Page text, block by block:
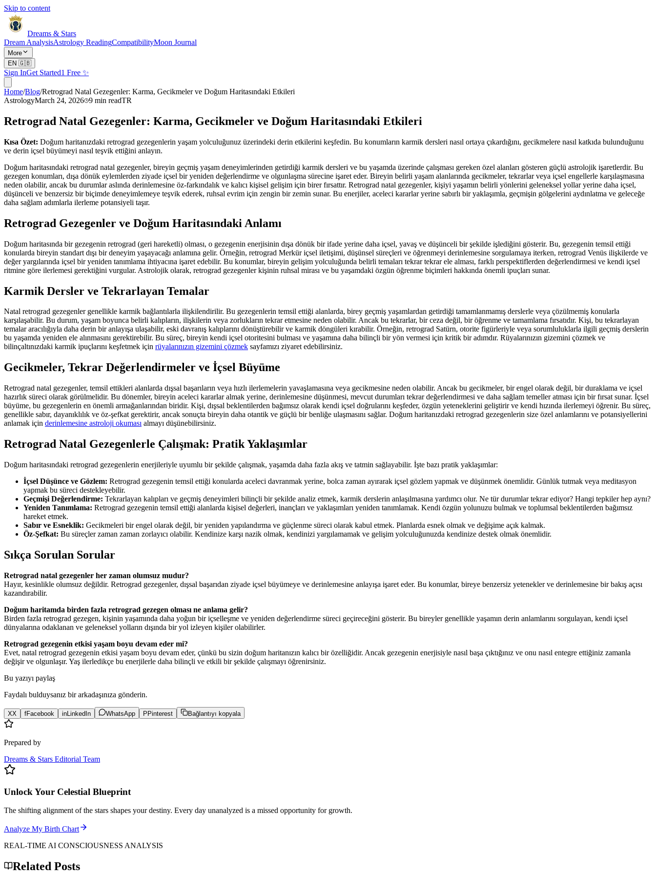
Skip to content
Dreams & Stars
Dream AnalysisAstrology ReadingCompatibilityMoon Journal
More
EN 🇬🇧
Sign InGet Started1 Free ✨
Home/Blog/Retrograd Natal Gezegenler: Karma, Gecikmeler ve Doğum Haritasındaki Etkileri
AstrologyMarch 24, 2026 9 min readTR
Retrograd Natal Gezegenler: Karma, Gecikmeler ve Doğum Haritasındaki Etkileri
Kısa Özet: Doğum haritanızdaki retrograd gezegenlerin yaşam yolculuğunuz üzerindeki derin etkilerini keşfedin. Bu konumların karmik dersleri nasıl ortaya çıkardığını, gecikmelere nasıl katkıda bulunduğunu
ve derin içsel büyümeyi nasıl teşvik ettiğini anlayın.
Doğum haritasındaki retrograd natal gezegenler, bireyin geçmiş yaşam deneyimlerinden getirdiği karmik dersleri ve bu yaşamda üzerinde çalışması gereken özel alanları gösteren güçlü astrolojik işaretlerdir. Bu
gezegen konumları, dışa dönük eylemlerden ziyade içsel bir yeniden değerlendirme ve olgunlaşma sürecine işaret eder. Bireyin belirli yaşam alanlarında gecikmeler, tekrarlar veya içsel engellerle karşılaşmasına
neden olabilir, ancak bu durumlar aslında derinlemesine öz-farkındalık ve kalıcı kişisel gelişim için birer fırsattır. Retrograd natal gezegenler, kişiyi yaşamın belirli yönlerini geleneksel yollar yerine daha içsel,
düşünceli ve benzersiz bir biçimde deneyimlemeye teşvik ederek, ruhsal evrim için zengin bir zemin sunar. Bu enerjiler, aceleci kararlar yerine sabırlı bir yaklaşımla, geçmişin gölgelerini aydınlatma ve geleceğe
daha sağlam adımlarla ilerleme potansiyeli taşır.
Retrograd Gezegenler ve Doğum Haritasındaki Anlamı
Doğum haritasında bir gezegenin retrograd (geri hareketli) olması, o gezegenin enerjisinin dışa dönük bir ifade yerine daha içsel, yavaş ve düşünceli bir şekilde işlediğini gösterir. Bu, gezegenin temsil ettiği
konularda bireyin standart dışı bir deneyim yaşayacağı anlamına gelir. Örneğin, retrograd Merkür içsel iletişimi, düşünsel süreçleri ve öğrenmeyi derinlemesine sorgulamaya iterken, retrograd Venüs ilişkilerde ve
değer yargılarında içsel bir yeniden tanımlama ihtiyacına işaret edebilir. Bu konumlar, bireyin gelişim yolculuğunda belirli temaları tekrar tekrar ele alması, farklı perspektiflerden değerlendirmesi ve kendi içsel
ritmine göre ilerlemesi gerektiğini vurgular. Astrolojik olarak, retrograd gezegenler kişinin ruhsal mirası ve bu yaşamdaki özgün öğrenme biçimleri hakkında önemli ipuçları sunar.
Karmik Dersler ve Tekrarlayan Temalar
Natal retrograd gezegenler genellikle karmik bağlantılarla ilişkilendirilir. Bu gezegenlerin temsil ettiği alanlarda, birey geçmiş yaşamlardan getirdiği tamamlanmamış derslerle veya çözülmemiş konularla
karşılaşabilir. Bu durum, yaşam boyunca belirli kalıpların, ilişkilerin veya zorlukların tekrar etmesine neden olabilir. Ancak bu tekrarlar, bir ceza değil, bir öğrenme ve tamamlama fırsatıdır. Kişi, bu tekrarlayan
temalar aracılığıyla daha derin bir anlayışa ulaşabilir, eski davranış kalıplarını dönüştürebilir ve karmik döngüleri kırabilir. Örneğin, retrograd Satürn, otorite figürleriyle veya sorumluluklarla ilgili geçmiş derslerin
bu yaşamda yeniden ele alınmasını gerektirebilir. Bu süreç, bireyin kendi içsel otoritesini bulması ve yaşamına daha bilinçli bir yön vermesi için kritik bir adımdır. Rüyalarınızın gizemini çözmek ve
bilinçaltınızdaki karmik ipuçlarını keşfetmek için rüyalarınızın gizemini çözmek sayfamızı ziyaret edebilirsiniz.
Gecikmeler, Tekrar Değerlendirmeler ve İçsel Büyüme
Retrograd natal gezegenler, temsil ettikleri alanlarda dışsal başarıların veya hızlı ilerlemelerin yavaşlamasına veya gecikmesine neden olabilir. Ancak bu gecikmeler, bir engel olarak değil, bir duraklama ve içsel
hazırlık süreci olarak görülmelidir. Bu dönemler, bireyin aceleci kararlar almak yerine, derinlemesine düşünmesi, mevcut durumları tekrar değerlendirmesi ve daha sağlam temeller atması için bir fırsat sunar. İçsel
büyüme, bu gezegenlerin en önemli armağanlarından biridir. Kişi, dışsal beklentilerden bağımsız olarak kendi içsel doğrularını keşfeder, özgün yeteneklerini geliştirir ve kendi hızında ilerlemeyi öğrenir. Bu süreç,
genellikle sabır, dayanıklılık ve öz-şefkat gerektirir, ancak sonuçta bireyin daha otantik ve güçlü bir benliğe ulaşmasını sağlar. Doğum haritanızdaki retrograd gezegenlerin size özel anlamlarını ve potansiyellerini
anlamak için derinlemesine astroloji okuması almayı düşünebilirsiniz.
Retrograd Natal Gezegenlerle Çalışmak: Pratik Yaklaşımlar
Doğum haritasındaki retrograd gezegenlerin enerjileriyle uyumlu bir şekilde çalışmak, yaşamda daha fazla akış ve tatmin sağlayabilir. İşte bazı pratik yaklaşımlar:
İçsel Düşünce ve Gözlem: Retrograd gezegenin temsil ettiği konularda aceleci davranmak yerine, bolca zaman ayırarak içsel gözlem yapmak ve düşünmek önemlidir. Günlük tutmak veya meditasyon
yapmak bu süreci destekleyebilir.
Geçmişi Değerlendirme: Tekrarlayan kalıpları ve geçmiş deneyimleri bilinçli bir şekilde analiz etmek, karmik derslerin anlaşılmasına yardımcı olur. Ne tür durumlar tekrar ediyor? Hangi tepkiler hep aynı?
Yeniden Tanımlama: Retrograd gezegenin temsil ettiği alanlarda kişisel değerleri, inançları ve yaklaşımları yeniden tanımlamak. Kendi özgün yolunuzu bulmak ve toplumsal beklentilerden bağımsız
hareket etmek.
Sabır ve Esneklik: Gecikmeleri bir engel olarak değil, bir yeniden yapılandırma ve güçlenme süreci olarak kabul etmek. Planlarda esnek olmak ve değişime açık kalmak.
Öz-Şefkat: Bu süreçler zaman zaman zorlayıcı olabilir. Kendinize karşı nazik olmak, kendinizi yargılamamak ve gelişim yolculuğunuzda kendinize destek olmak önemlidir.
Sıkça Sorulan Sorular
Retrograd natal gezegenler her zaman olumsuz mudur?
Hayır, kesinlikle olumsuz değildir. Retrograd gezegenler, dışsal başarıdan ziyade içsel büyümeye ve derinlemesine anlayışa işaret eder. Bu konumlar, bireye benzersiz yetenekler ve derinlemesine bir bakış açısı
kazandırabilir.
Doğum haritamda birden fazla retrograd gezegen olması ne anlama gelir?
Birden fazla retrograd gezegen, kişinin yaşamında daha yoğun bir içselleşme ve yeniden değerlendirme süreci geçireceğini gösterir. Bu bireyler genellikle yaşamın derin anlamlarını sorgulayan, kendi içsel
dünyalarına odaklanan ve geleneksel yolların dışında bir yol izleyen kişiler olabilirler.
Retrograd gezegenin etkisi yaşam boyu devam eder mi?
Evet, natal retrograd gezegenin etkisi yaşam boyu devam eder, çünkü bu sizin doğum haritanızın kalıcı bir özelliğidir. Ancak gezegenin enerjisiyle nasıl başa çıktığınız ve onu nasıl entegre ettiğiniz zamanla
değişir ve olgunlaşır. Yaş ilerledikçe bu enerjilerle daha bilinçli ve etkili bir şekilde çalışmayı öğrenirsiniz.
Bu yazıyı paylaş
Faydalı bulduysanız bir arkadaşınıza gönderin.
XX fFacebook in LinkedIn WhatsApp P Pinterest Bağlantıyı kopyala
Prepared by
Dreams & Stars Editorial Team
Unlock Your Celestial Blueprint
The shifting alignment of the stars shapes your destiny. Every day unanalyzed is a missed opportunity for growth.
Analyze My Birth Chart
REAL-TIME AI CONSCIOUSNESS ANALYSIS
Related Posts